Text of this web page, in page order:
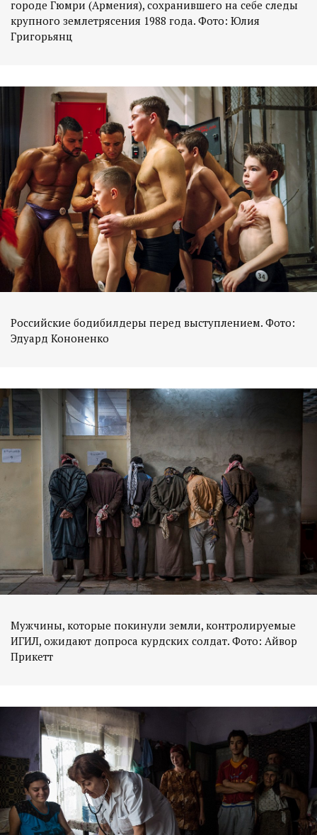
городе Гюмри (Армения), сохранившего на себе следы
крупного землетрясения 1988 года. Фото: Юлия
Григорьянц
Российские бодибилдеры перед выступлением. Фото:
Эдуард Кононенко
Мужчины, которые покинули земли, контролируемые
ИГИЛ, ожидают допроса курдских солдат. Фото: Айвор
Прикетт